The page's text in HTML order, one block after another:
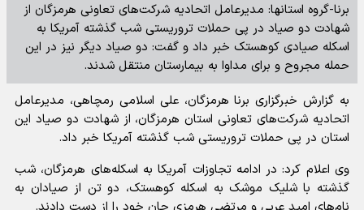
برنا-گروه استانها: مدیرعامل اتحادیه شرکت‌های تعاونی هرمزگان از
شهادت دو صیاد در پی حملات تروریستی شب گذشته آمریکا به
اسکله صیادی کوهستک خبر داد و گفت: دو صیاد دیگر نیز در این
حمله مجروح و برای مداوا به بیمارستان منتقل شدند.
به گزارش خبرگزاری برنا هرمزگان، علی اسلامی رمچاهی، مدیرعامل
اتحادیه شرکت‌های تعاونی استان هرمزگان، از شهادت دو صیاد این
استان در پی حملات تروریستی شب گذشته آمریکا خبر داد.
وی اعلام کرد: در ادامه تجاوزات آمریکا به اسکله‌های هرمزگان، شب
گذشته با شلیک موشک به اسکله کوهستک، دو تن از صیادان به